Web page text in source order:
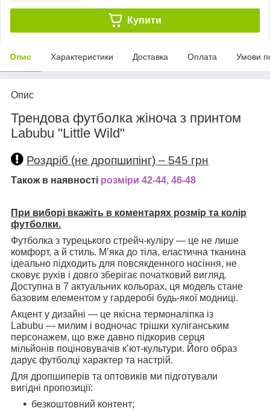
Купити
Опис Характеристики Доставка Оплата Умови
Опис
Трендова футболка жіноча з принтом
Labubu "Little Wild"
Роздріб (не дропшипінг) – 545 грн
Також в наявності розміри 42-44, 46-48
При виборі вкажіть в коментарях розмір та колір
футболки.
Футболка з турецького стрейч-куліру — це не лише
комфорт, а й стиль. М’яка до тіла, еластична тканина
ідеально підходить для повсякденного носіння, не
сковує рухів і довго зберігає початковий вигляд.
Доступна в 7 актуальних кольорах, ця модель стане
базовим елементом у гардеробі будь-якої модниці.
Акцент у дизайні — це якісна термоналіпка із
Labubu — милим і водночас трішки хуліганським
персонажем, що вже давно підкорив серця
мільйонів поціновувачів к’ют-культури. Його образ
дарує футболці характер та настрій.
Для дропшиперів та оптовиків ми підготували
вигідні пропозиції:
безкоштовний контент;